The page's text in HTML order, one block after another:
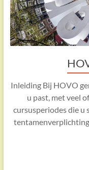
Inleiding Bij HOVO
u past, met veel
cursusperiodes die u